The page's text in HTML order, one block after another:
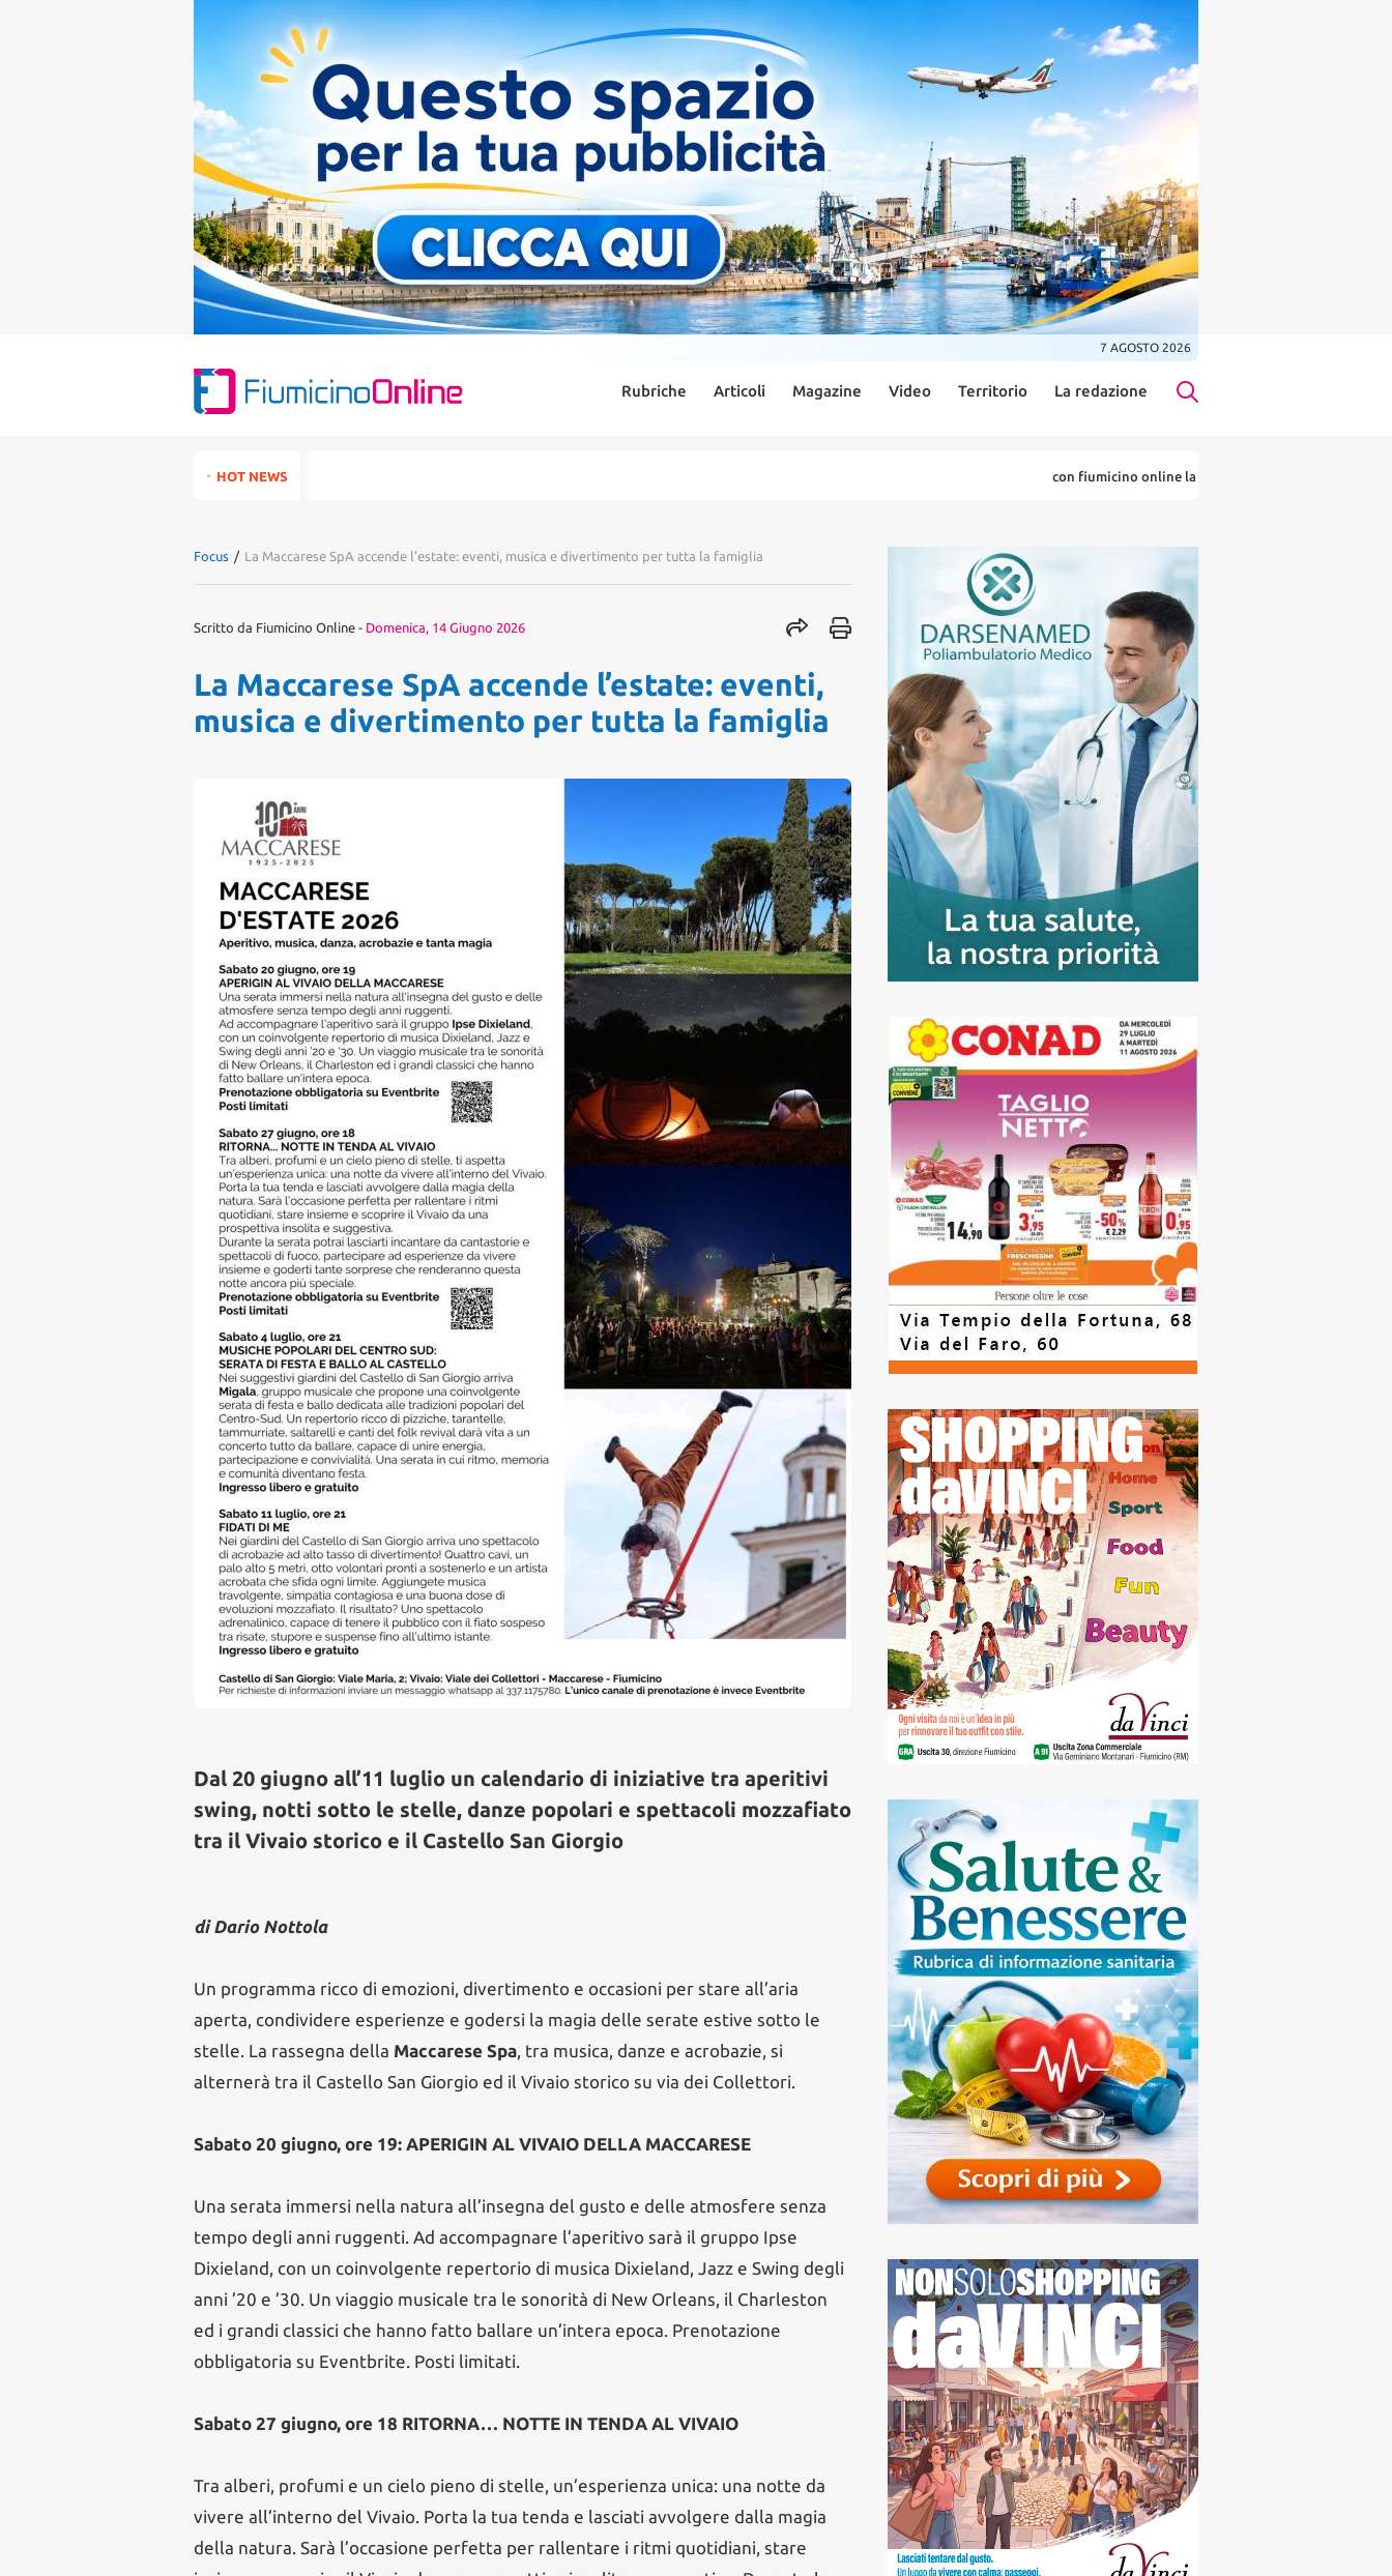
7 AGOSTO 2026
Rubriche Articoli Magazine Video Territorio La redazione
for:HOT NEWS con fiumicino online la tua citta' in un ... click
Focus / La Maccarese SpA accende l’estate: eventi, musica e divertimento per tutta la famiglia
Scritto da Fiumicino Online - Domenica, 14 Giugno 2026
La Maccarese SpA accende l’estate: eventi,
musica e divertimento per tutta la famiglia
Dal 20 giugno all’11 luglio un calendario di iniziative tra aperitivi
swing, notti sotto le stelle, danze popolari e spettacoli mozzafiato
tra il Vivaio storico e il Castello San Giorgio
di Dario Nottola
Un programma ricco di emozioni, divertimento e occasioni per stare all’aria
aperta, condividere esperienze e godersi la magia delle serate estive sotto le
stelle. La rassegna della Maccarese Spa, tra musica, danze e acrobazie, si
alternerà tra il Castello San Giorgio ed il Vivaio storico su via dei Collettori.
Sabato 20 giugno, ore 19: APERIGIN AL VIVAIO DELLA MACCARESE
Una serata immersi nella natura all’insegna del gusto e delle atmosfere senza
tempo degli anni ruggenti. Ad accompagnare l’aperitivo sarà il gruppo Ipse
Dixieland, con un coinvolgente repertorio di musica Dixieland, Jazz e Swing degli
anni ’20 e ’30. Un viaggio musicale tra le sonorità di New Orleans, il Charleston
ed i grandi classici che hanno fatto ballare un’intera epoca. Prenotazione
obbligatoria su Eventbrite. Posti limitati.
Sabato 27 giugno, ore 18 RITORNA… NOTTE IN TENDA AL VIVAIO
Tra alberi, profumi e un cielo pieno di stelle, un’esperienza unica: una notte da
vivere all’interno del Vivaio. Porta la tua tenda e lasciati avvolgere dalla magia
della natura. Sarà l’occasione perfetta per rallentare i ritmi quotidiani, stare